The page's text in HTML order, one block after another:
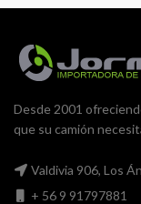
Desde 2001
que su camión
Valdivia 906, Los
+ 56 9 91797881